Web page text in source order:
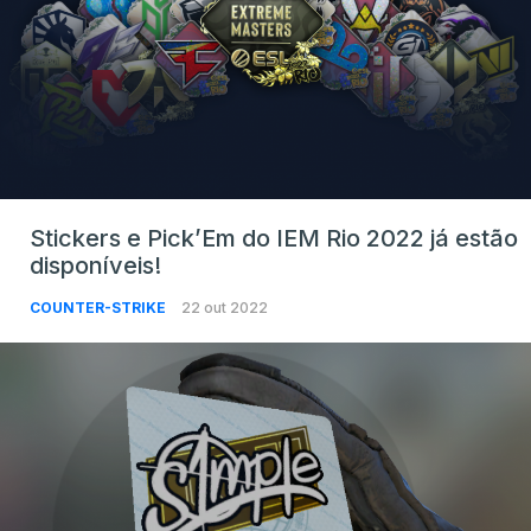
Stickers e Pick’Em do IEM Rio 2022 já estão
disponíveis!
COUNTER-STRIKE 22 out 2022